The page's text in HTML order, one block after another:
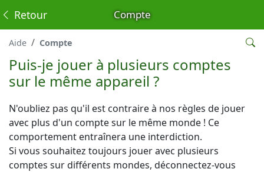
Compte
Retour
Aide Compte
Puis-je jouer à plusieurs comptes
sur le même appareil ?
N'oubliez pas qu'il est contraire à nos règles de jouer
avec plus d'un compte sur le même monde ! Ce
comportement entraînera une interdiction.
Si vous souhaitez toujours jouer avec plusieurs
comptes sur différents mondes, déconnectez-vous